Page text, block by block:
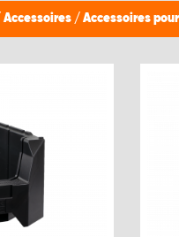
Accessoires / Accessoires